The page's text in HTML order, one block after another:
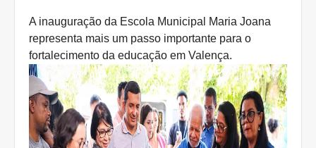
A inauguração da Escola Municipal Maria Joana
representa mais um passo importante para o
fortalecimento da educação em Valença.